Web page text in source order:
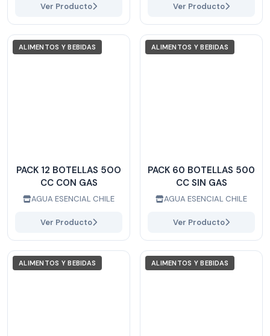
Ver Producto Ver Producto
ALIMENTOS Y BEBIDAS
PACK 12 BOTELLAS 5OO
CC CON GAS
AGUA ESENCIAL CHILE
Ver Producto
ALIMENTOS Y BEBIDAS
PACK 60 BOTELLAS 500
CC SIN GAS
AGUA ESENCIAL CHILE
Ver Producto
ALIMENTOS Y BEBIDAS ALIMENTOS Y BEBIDAS